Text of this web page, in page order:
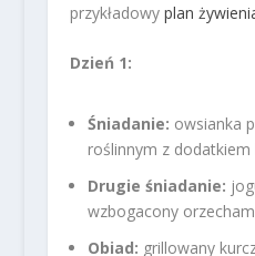
przykładowy plan
Dzień 1:
Śniadanie: owsianka
roślinnym z
Drugie śniadanie:
wzbogacony
Obiad: grillowany